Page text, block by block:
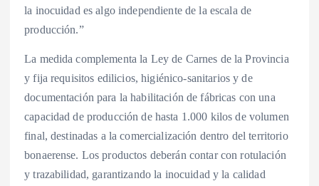
la inocuidad es algo independiente de la escala de
producción.”
La medida complementa la Ley de Carnes de la Provincia
y fija requisitos edilicios, higiénico-sanitarios y de
documentación para la habilitación de fábricas con una
capacidad de producción de hasta 1.000 kilos de volumen
final, destinadas a la comercialización dentro del territorio
bonaerense. Los productos deberán contar con rotulación
y trazabilidad, garantizando la inocuidad y la calidad